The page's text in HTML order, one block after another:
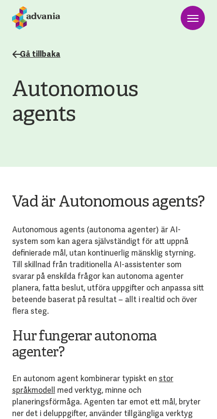
Gå tillbaka
Autonomous
agents
Vad är Autonomous agents?
Autonomous agents (autonoma agenter) är AI-
system som kan agera självständigt för att uppnå
definierade mål, utan kontinuerlig mänsklig styrning.
Till skillnad från traditionella AI-assistenter som
svarar på enskilda frågor kan autonoma agenter
planera, fatta beslut, utföra uppgifter och anpassa sitt
beteende baserat på resultat – allt i realtid och över
flera steg.
Hur fungerar autonoma
agenter?
En autonom agent kombinerar typiskt en stor
språkmodell
med verktyg, minne och
planeringsförmåga. Agenten tar emot ett mål, bryter
ner det i deluppgifter, använder tillgängliga verktyg